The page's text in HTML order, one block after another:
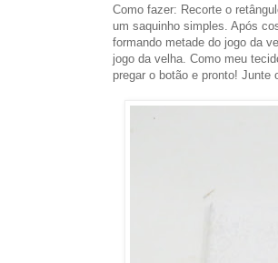
Como fazer: Recorte o
um saquinho simples. Após
formando metade do jogo da
jogo da velha. Como meu
pregar o botão e pronto! Junte